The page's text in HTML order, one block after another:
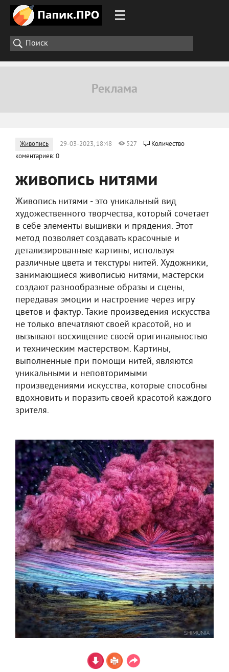
Живопись 29-03-2023, 18:48 527
Количество
коментариев: 0
живопись нитями
Живопись нитями - это уникальный вид
художественного творчества, который сочетает
в себе элементы вышивки и прядения. Этот
метод позволяет создавать красочные и
детализированные картины, используя
различные цвета и текстуры нитей. Художники,
занимающиеся живописью нитями, мастерски
создают разнообразные образы и сцены,
передавая эмоции и настроение через игру
цветов и фактур. Такие произведения искусства
не только впечатляют своей красотой, но и
вызывают восхищение своей оригинальностью
и техническим мастерством. Картины,
выполненные при помощи нитей, являются
уникальными и неповторимыми
произведениями искусства, которые способны
вдохновить и поразить своей красотой каждого
зрителя.